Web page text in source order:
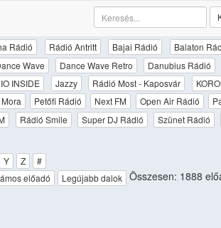
Rádió Rádió Antritt Bajai Rádió Balaton
Wave Dance Wave Retro Danubius Rádió
INSIDE Jazzy Rádió Most - Kaposvár
Petőfi Rádió Next FM Open Air Rádió
Rádió Smile Super DJ Rádió Szünet Rádió
Y Z
#
előadó Legújabb dalok Összesen: 1888